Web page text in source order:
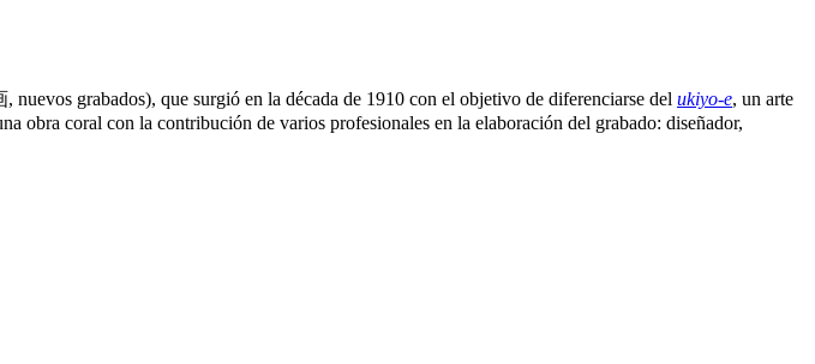
nuevos grabados), que surgió en la década de 1910 con el objetivo de diferenciarse del ukiyo-e, un arte
obra coral con la contribución de varios profesionales en la elaboración del grabado: diseñador,